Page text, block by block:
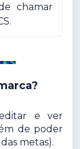
chamar
e ver
de poder
metas).